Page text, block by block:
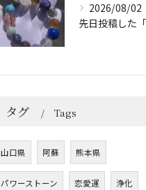
2026/08/02
タグ Tags
山口県 阿蘇 熊本県
パワーストーン 恋愛運 浄化